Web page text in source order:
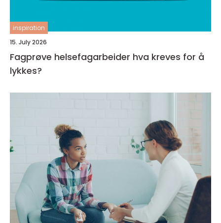
inspiration
15. July 2026
Fagprøve helsefagarbeider hva kreves for å
lykkes?